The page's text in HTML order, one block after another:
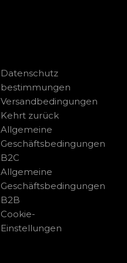
Datenschutz
bestimmungen
Versandbedingungen
Kehrt zurück
Allgemeine
Geschäftsbedingungen
B2C
Allgemeine
Geschäftsbedingungen
B2B
Cookie-
Einstellungen